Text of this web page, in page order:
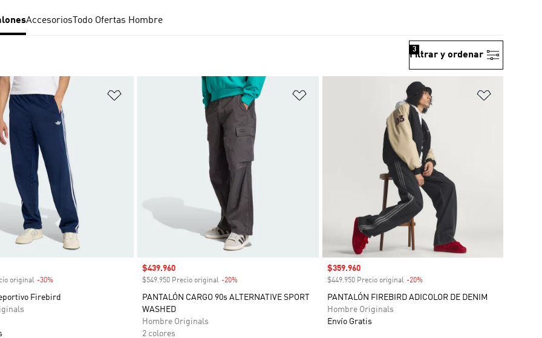
Accesorios Todo Ofertas Hombre
Filtrar y ordenar
3
de deseos Añadir a la lista de deseos
original -30%Descuento
Firebird
Añadir a la lista de deseos
Precio de venta
$439.960
$549.950 Precio original -20%
PANTALÓN CARGO 90s ALTERNATIVE SPORT
WASHED
Hombre Originals
2 colores
Precio de venta
$359.960
$449.950 Precio original -20%Descuento
PANTALÓN FIREBIRD ADICOLOR DE DENIM
Hombre Originals
Envío Gratis